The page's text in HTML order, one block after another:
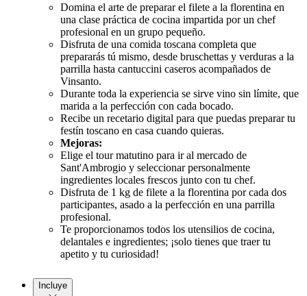
Domina el arte de preparar el filete a la florentina en
una clase práctica de cocina impartida por un chef
profesional en un grupo pequeño.
Disfruta de una comida toscana completa que
prepararás tú mismo, desde bruschettas y verduras a la
parrilla hasta cantuccini caseros acompañados de
Vinsanto.
Durante toda la experiencia se sirve vino sin límite, que
marida a la perfección con cada bocado.
Recibe un recetario digital para que puedas preparar tu
festín toscano en casa cuando quieras.
Mejoras:
Elige el tour matutino para ir al mercado de
Sant'Ambrogio y seleccionar personalmente
ingredientes locales frescos junto con tu chef.
Disfruta de 1 kg de filete a la florentina por cada dos
participantes, asado a la perfección en una parrilla
profesional.
Te proporcionamos todos los utensilios de cocina,
delantales e ingredientes; ¡solo tienes que traer tu
apetito y tu curiosidad!
Incluye